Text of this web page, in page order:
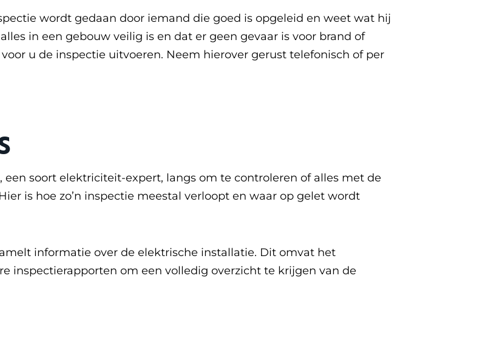
wordt gedaan door iemand die goed is opgeleid en weet wat hij
in een gebouw veilig is en dat er geen gevaar is voor brand of
u de inspectie uitvoeren. Neem hierover gerust telefonisch of per
een soort elektriciteit-expert, langs om te controleren of alles met de
is hoe zo’n inspectie meestal verloopt en waar op gelet wordt
informatie over de elektrische installatie. Dit omvat het
inspectierapporten om een volledig overzicht te krijgen van de